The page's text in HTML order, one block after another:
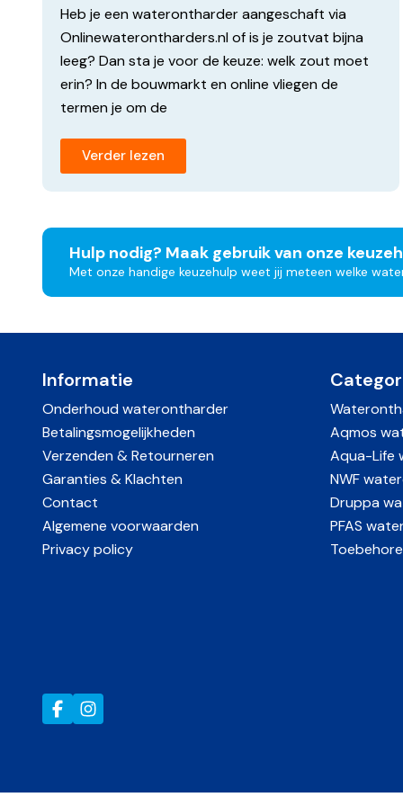
Naar eigen wens te programmeren
Harscilinder voorzien van 30 liter hars
Hard water beschikbaar tijdens regeneratie
10 jaar fabrieksgarantie op de mechanische
Optionele voordelen WTR30
module, deze
Ontdek Ons Breed Assortiment
Langdurige Waterkwaliteit
Bekijk HIER ons assortiment onthardingszout.
Heb je een waterontharder aangeschaft via
Onlinewaterontharders.nl of is je zoutvat bijna
leeg? Dan sta je voor de keuze: welk zout moet
erin? In de bouwmarkt en online vliegen de
termen je om de
Verder lezen
Hulp nodig? Maak gebruik van onze
Met onze handige keuzehulp weet jij meteen welke
Informatie
Onderhoud waterontharder
Betalingsmogelijkheden
Verzenden & Retourneren
Garanties & Klachten
Contact
Algemene voorwaarden
Privacy policy
Aqmos
Aqua-Life
NWF
Druppa
PFAS